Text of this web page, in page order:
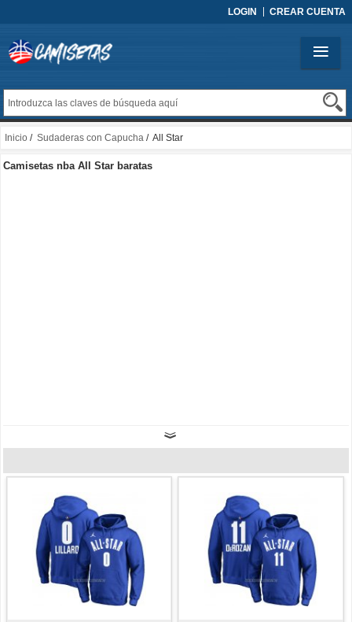
LOGIN CREAR CUENTA
Inicio / Sudaderas con Capucha / All Star
Camisetas nba All Star baratas